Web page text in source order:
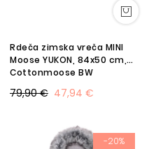
Rdeča zimska vreča MINI
Moose YUKON, 84x50 cm,
Cottonmoose BW
47,94 €
79,90 €
-20%